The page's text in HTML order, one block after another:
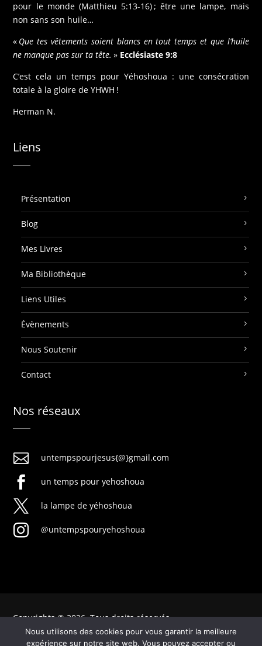
pour le monde (Matthieu 5:13-16) ; être une lampe, mais
non sans son huile…
« Que tes vêtements soient blancs en tout temps et que l’huile
ne manque pas sur ta tête. » Ecclésiaste 9:8
C’est cela un temps pour Yéhoshoua : une consécration
totale à la gloire de YHWH !
Herman N.
Liens
Présentation
Blog
Mes Livres
Ma Bibliothèque
Liens Utiles
Évènements
Nous Soutenir
Contact
Nos réseaux
 untempspourjesus{@}gmail.com
 un temps pour yehoshoua
 la lampe de yéhoshoua
 @untempspouryehoshoua
Copyrights © 2026. Tous droits réservés
Nous utilisons des cookies pour vous garantir la meilleure
expérience sur notre site web. Vous pouvez accepter ou